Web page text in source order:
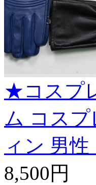
★コスプ
ム コス
ィン 男
8,500円